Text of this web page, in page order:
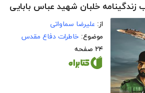
زندگینامه خلبان شهید عباس بابایی
از: علیرضا سماواتی
موضوع: خاطرات دفاع مقدس
۲۴ صفحه